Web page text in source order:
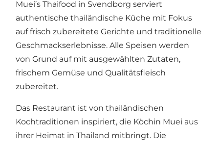
Muei’s Thaifood in Svendborg serviert
authentische thailändische Küche mit Fokus
auf frisch zubereitete Gerichte und traditionelle
Geschmackserlebnisse. Alle Speisen werden
von Grund auf mit ausgewählten Zutaten,
frischem Gemüse und Qualitätsfleisch
zubereitet.
Das Restaurant ist von thailändischen
Kochtraditionen inspiriert, die Köchin Muei aus
ihrer Heimat in Thailand mitbringt. Die